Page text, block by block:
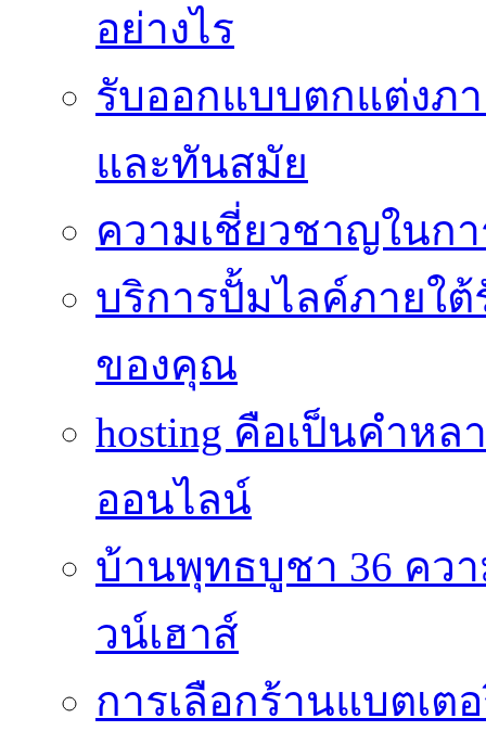
อย่างไร
รับออกแบบตกแต่งภ
และทันสมัย
ความเชี่ยวชาญในก
บริการปั้มไลค์ภายใต้
ของคุณ
hosting คือเป็นคำห
ออนไลน์
บ้านพุทธบูชา 36 คว
วน์เฮาส์
การเลือกร้านแบตเต